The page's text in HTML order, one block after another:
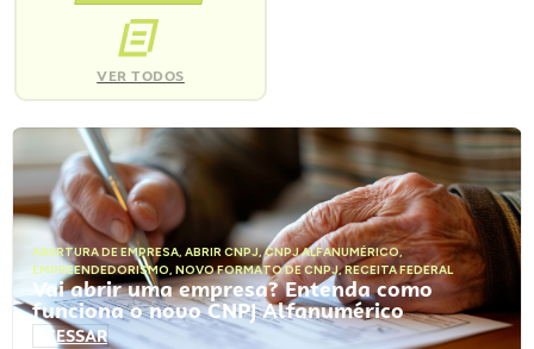
VER TODOS
ABERTURA DE EMPRESA, ABRIR CNPJ,CNPJ ALFANUMÉRICO,
EMPREENDEDORISMO, NOVO FORMATO DE CNPJ,RECEITA FEDERAL
Vai abrir uma empresa? Entenda como
funciona o novo CNPJ Alfanumérico
ACESSAR